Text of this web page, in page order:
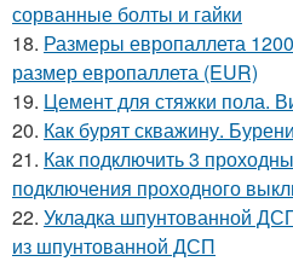
сорванные болты и гайки
18. Размеры европаллета
размер европаллета (EUR)
19. Цемент для стяжки пола.
20. Как бурят скважину.
21. Как подключить 3
подключения проходного
22. Укладка шпунтованной
из шпунтованной ДСП